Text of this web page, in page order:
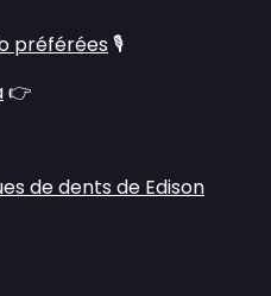
préférées 🎙️
👉
de dents de Edison